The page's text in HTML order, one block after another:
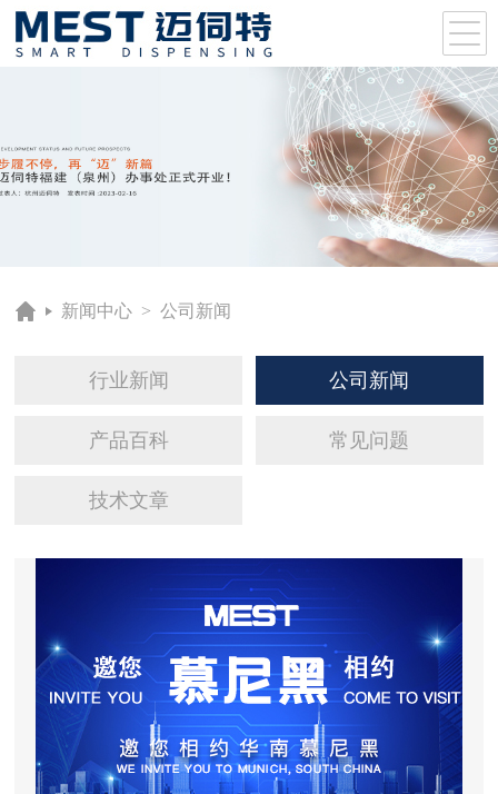
新闻中心 >公司新闻
行业新闻 公司新闻
产品百科 常见问题
技术文章